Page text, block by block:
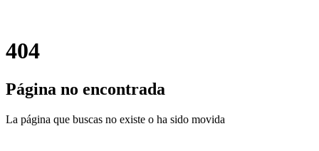
404
Página no encontrada
La página que buscas no existe o ha sido movida